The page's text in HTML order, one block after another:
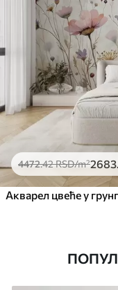
4472.42RSD/m²2683
Акварел цвеће у